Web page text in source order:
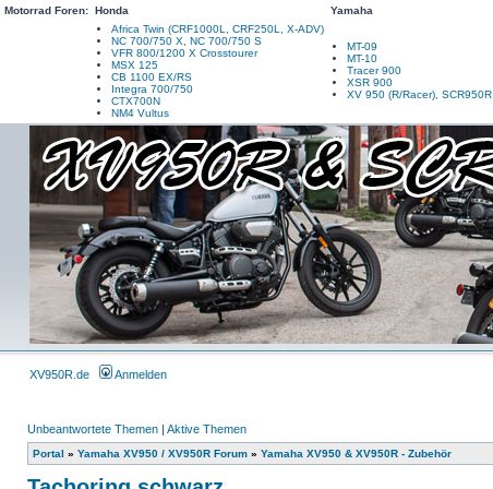
Motorrad Foren: Honda Yamaha
Africa Twin (CRF1000L, CRF250L, X-ADV)
NC 700/750 X, NC 700/750 S
VFR 800/1200 X Crosstourer
MSX 125
CB 1100 EX/RS
Integra 700/750
CTX700N
NM4 Vultus
MT-09
MT-10
Tracer 900
XSR 900
XV 950 (R/Racer), SCR950R
XV950R.de Anmelden
Unbeantwortete Themen | Aktive Themen
Portal » Yamaha XV950 / XV950R Forum » Yamaha XV950 & XV950R - Zubehör